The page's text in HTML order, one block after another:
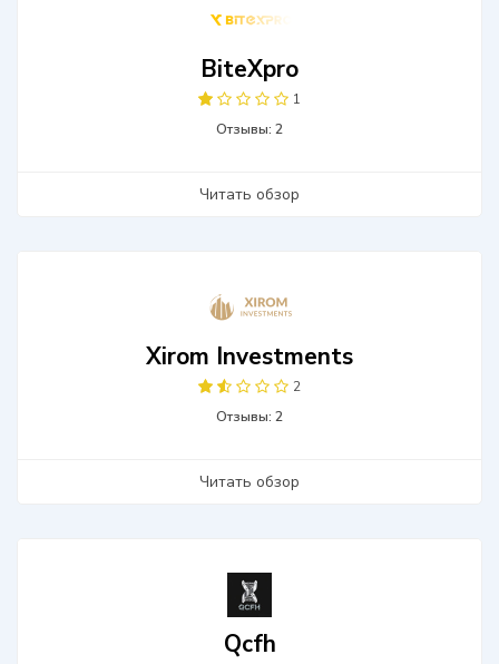
BiteXpro
1
Отзывы: 2
Читать обзор
Xirom Investments
2
Отзывы: 2
Читать обзор
Qcfh